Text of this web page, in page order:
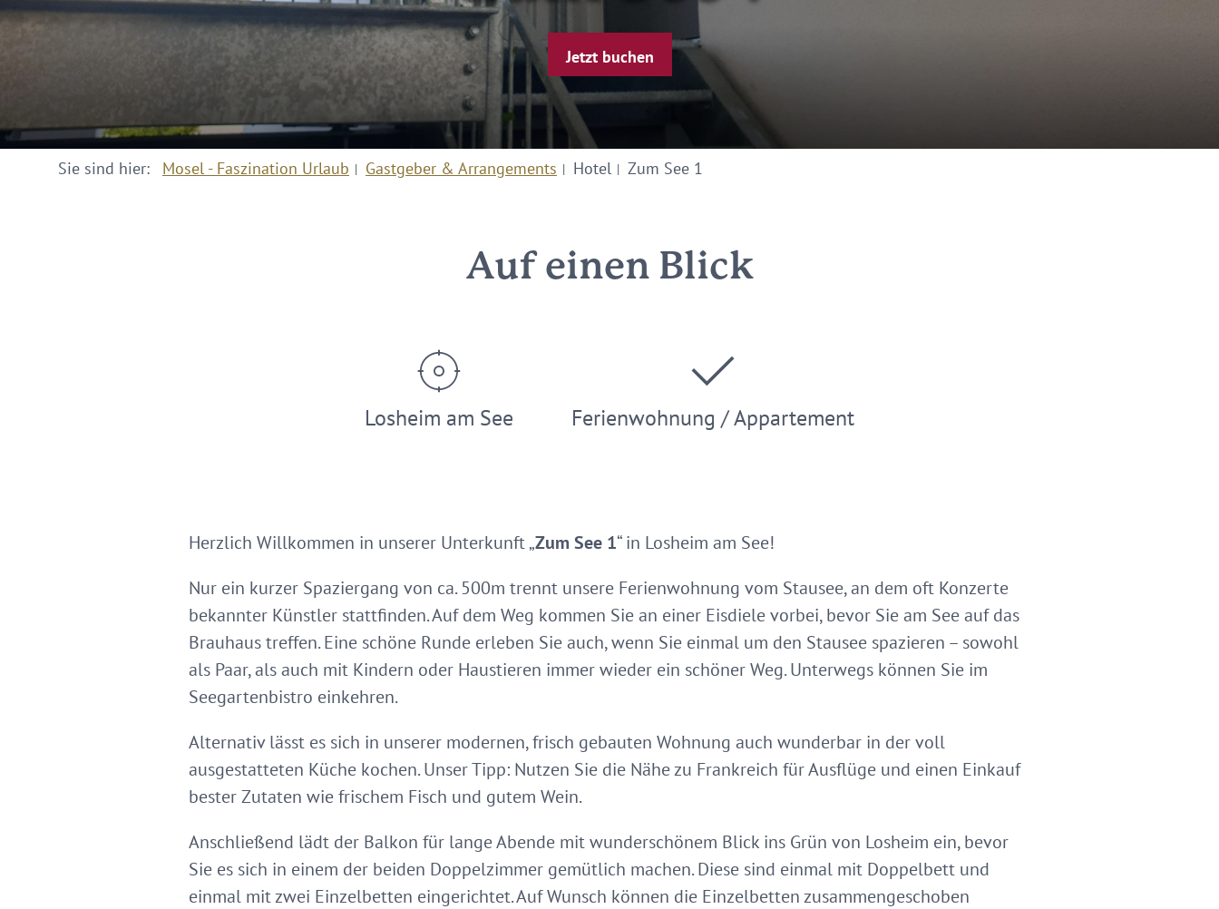
Jetzt buchen
Sie sind hier: Mosel - Faszination Urlaub Gastgeber & Arrangements Hotel Zum See 1
Auf einen Blick
Losheim am See Ferienwohnung / Appartement
Herzlich Willkommen in unserer Unterkunft „Zum See 1“ in Losheim am See!
Nur ein kurzer Spaziergang von ca. 500m trennt unsere Ferienwohnung vom Stausee, an dem oft Konzerte
bekannter Künstler stattfinden. Auf dem Weg kommen Sie an einer Eisdiele vorbei, bevor Sie am See auf das
Brauhaus treffen. Eine schöne Runde erleben Sie auch, wenn Sie einmal um den Stausee spazieren – sowohl
als Paar, als auch mit Kindern oder Haustieren immer wieder ein schöner Weg. Unterwegs können Sie im
Seegartenbistro einkehren.
Alternativ lässt es sich in unserer modernen, frisch gebauten Wohnung auch wunderbar in der voll
ausgestatteten Küche kochen. Unser Tipp: Nutzen Sie die Nähe zu Frankreich für Ausflüge und einen Einkauf
bester Zutaten wie frischem Fisch und gutem Wein.
Anschließend lädt der Balkon für lange Abende mit wunderschönem Blick ins Grün von Losheim ein, bevor
Sie es sich in einem der beiden Doppelzimmer gemütlich machen. Diese sind einmal mit Doppelbett und
einmal mit zwei Einzelbetten eingerichtet. Auf Wunsch können die Einzelbetten zusammengeschoben